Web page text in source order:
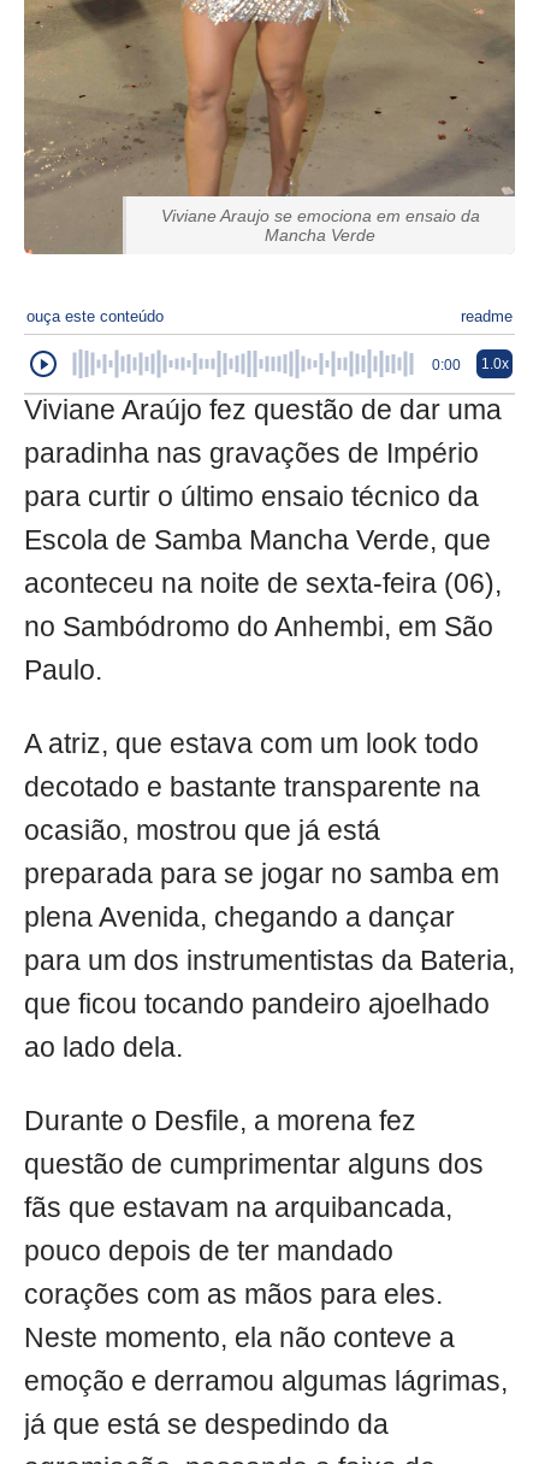
Viviane Araujo se emociona em ensaio da
Mancha Verde
ouça este conteúdo readme
0:00 1.0x
Viviane Araújo fez questão de dar uma
paradinha nas gravações de Império
para curtir o último ensaio técnico da
Escola de Samba Mancha Verde, que
aconteceu na noite de sexta-feira (06),
no Sambódromo do Anhembi, em São
Paulo.
A atriz, que estava com um look todo
decotado e bastante transparente na
ocasião, mostrou que já está
preparada para se jogar no samba em
plena Avenida, chegando a dançar
para um dos instrumentistas da Bateria,
que ficou tocando pandeiro ajoelhado
ao lado dela.
Durante o Desfile, a morena fez
questão de cumprimentar alguns dos
fãs que estavam na arquibancada,
pouco depois de ter mandado
corações com as mãos para eles.
Neste momento, ela não conteve a
emoção e derramou algumas lágrimas,
já que está se despedindo da